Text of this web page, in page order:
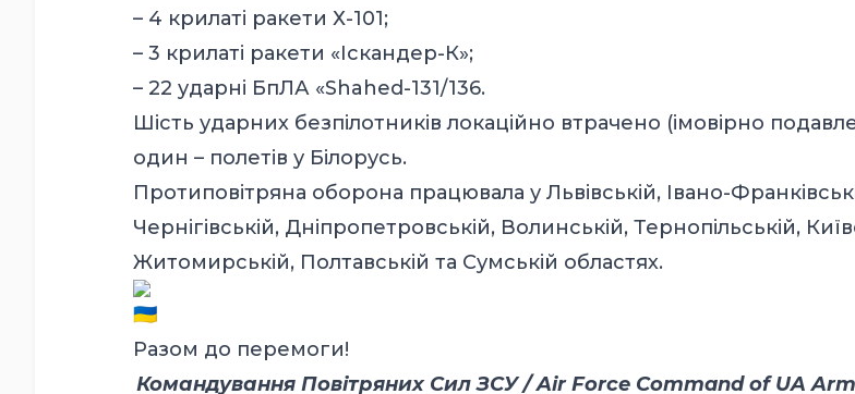
– 4 крилаті ракети Х-101;
– 3 крилаті ракети «Іскандер-К»;
– 22 ударні БпЛА «Shahed-131/136.
Шість ударних безпілотників локаційно втрачено (імовірно
один – полетів у Білорусь.
Протиповітряна оборона працювала у Львівській, Івано-
Чернігівській, Дніпропетровській, Волинській, Тернопільській,
Житомирській, Полтавській та Сумській областях.
Разом до перемоги!
Командування Повітряних Сил ЗСУ / Air Force Command of UA